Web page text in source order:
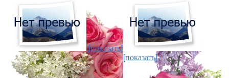
[показать]
[показать]